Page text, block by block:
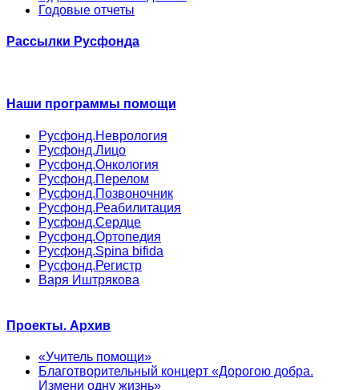
Годовые отчеты
Рассылки Русфонда
Наши программы помощи
Русфонд.Неврология
Русфонд.Лицо
Русфонд.Онкология
Русфонд.Перелом
Русфонд.Позвоночник
Русфонд.Реабилитация
Русфонд.Сердце
Русфонд.Ортопедия
Русфонд.Spina bifida
Русфонд.Регистр
Варя Иштрякова
Проекты. Архив
«Учитель помощи»
Благотворительный концерт «Дорогою добра.
Измени одну жизнь»